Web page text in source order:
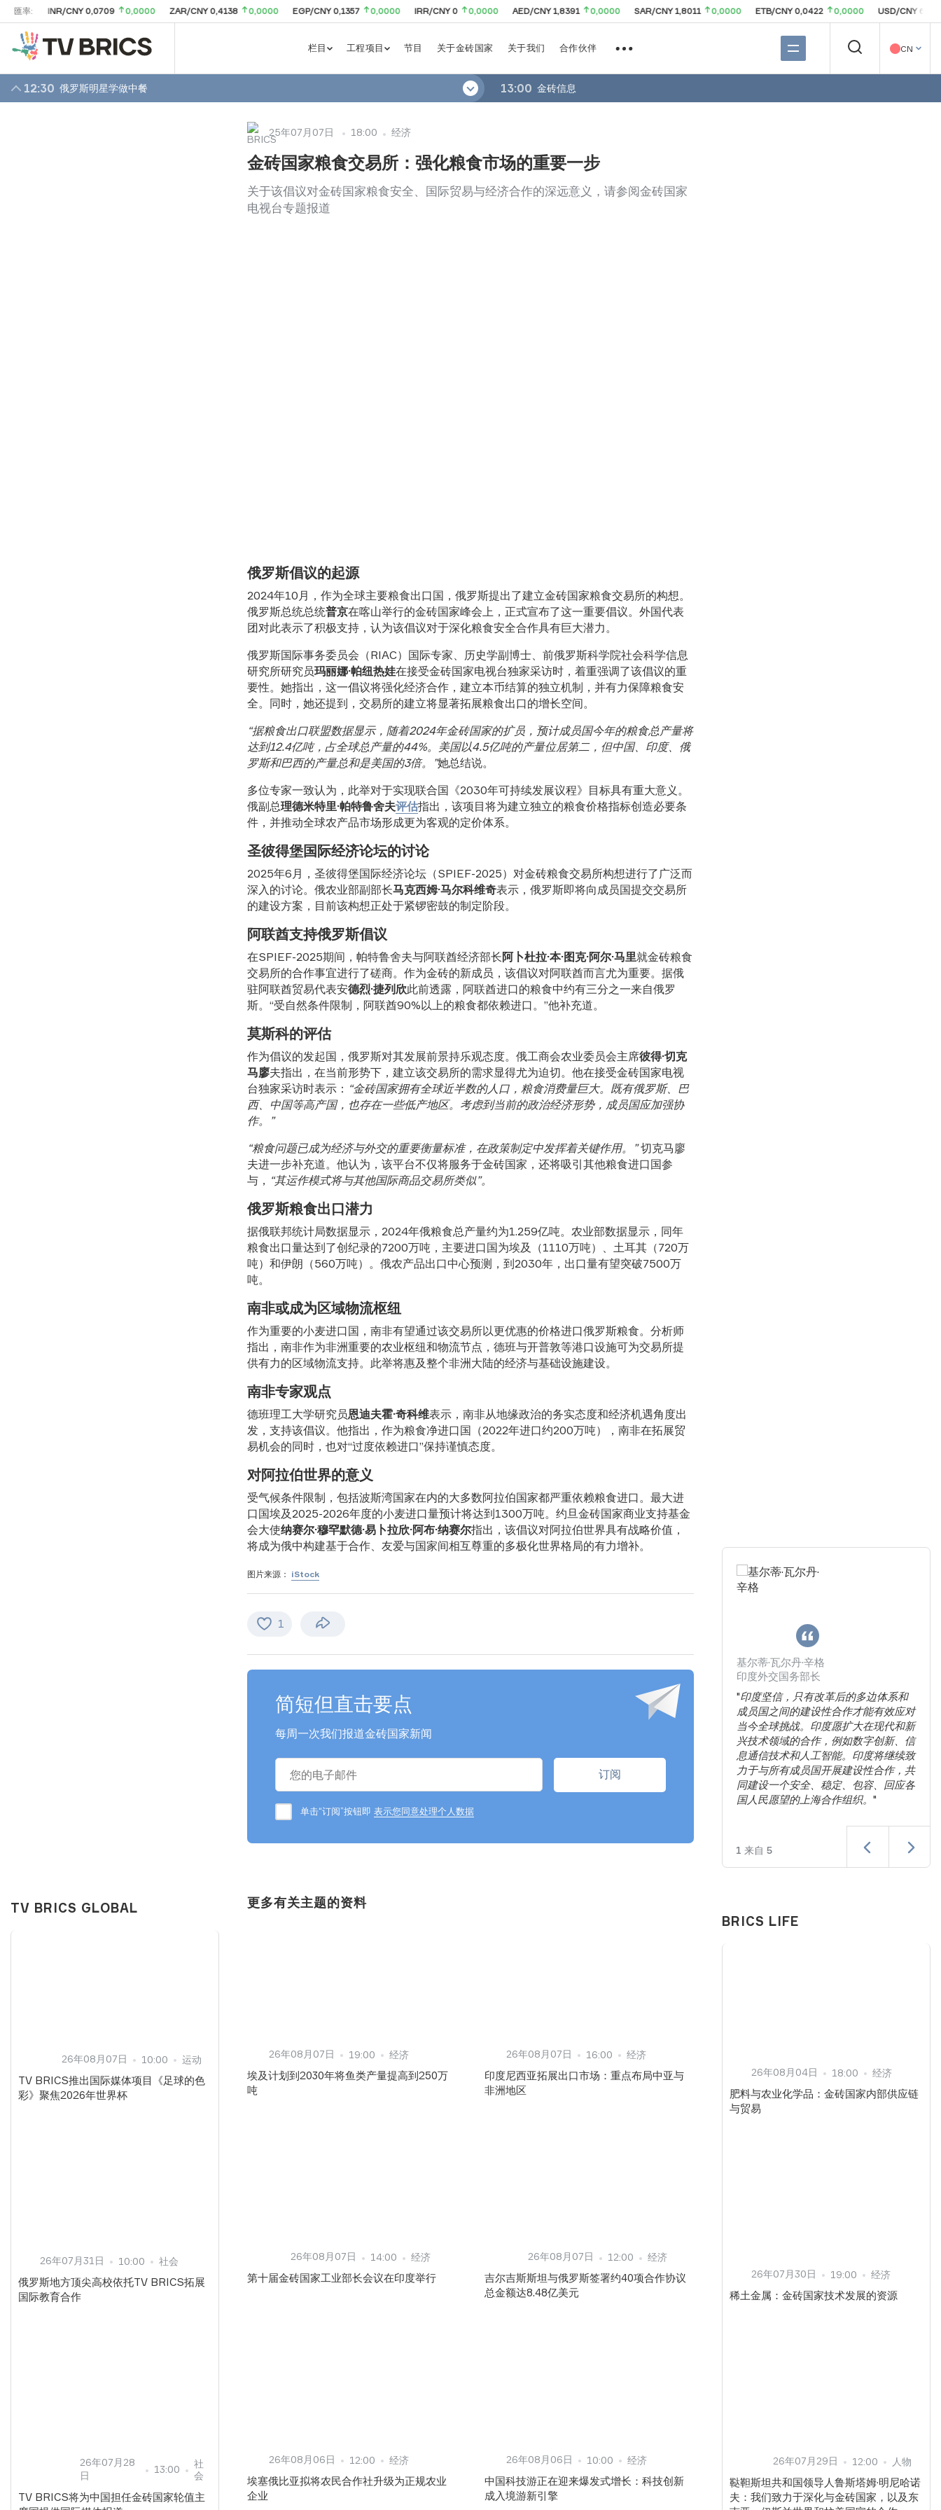
匯率:
INR/CNY 0,0709 0,0000 ZAR/CNY 0,4138 0,0000 EGP/CNY 0,1357 0,0000 IRR/CNY 0 0,0000 AED/CNY 1,8391 0,0000 SAR/CNY 1,8011 0,0000 ETB/CNY 0,0422 0,0000 USD/CNY 6,7541
栏目 工程项目 节目 关于金砖国家 关于我们 合作伙伴 CN
12:30 俄罗斯明星学做中餐 13:00 金砖信息
TV BRICS GLOBAL
26年08月07日 10:00 运动
TV BRICS推出国际媒体项目《足球的色
彩》聚焦2026年世界杯
26年07月31日 10:00 社会
俄罗斯地方顶尖高校依托TV BRICS拓展
国际教育合作
26年07月28
日
13:00
社
会
TV BRICS将为中国担任金砖国家轮值主
25年07月07日 18:00 经济
金砖国家粮食交易所：强化粮食市场的重要一步
关于该倡议对金砖国家粮食安全、国际贸易与经济合作的深远意义，请参阅金砖国家
电视台专题报道
俄罗斯倡议的起源
2024年10月，作为全球主要粮食出口国，俄罗斯提出了建立金砖国家粮食交易所的构想。
俄罗斯总统总统普京在喀山举行的金砖国家峰会上，正式宣布了这一重要倡议。外国代表
团对此表示了积极支持，认为该倡议对于深化粮食安全合作具有巨大潜力。
俄罗斯国际事务委员会（RIAC）国际专家、历史学副博士、前俄罗斯科学院社会科学信息
研究所研究员玛丽娜·帕纽热娃在接受金砖国家电视台独家采访时，着重强调了该倡议的重
要性。她指出，这一倡议将强化经济合作，建立本币结算的独立机制，并有力保障粮食安
全。同时，她还提到，交易所的建立将显著拓展粮食出口的增长空间。
“据粮食出口联盟数据显示，随着2024年金砖国家的扩员，预计成员国今年的粮食总产量将
达到12.4亿吨，占全球总产量的44%。美国以4.5亿吨的产量位居第二，但中国、印度、俄
罗斯和巴西的产量总和是美国的3倍。”她总结说。
多位专家一致认为，此举对于实现联合国《2030年可持续发展议程》目标具有重大意义。
俄副总理德米特里·帕特鲁舍夫评估指出，该项目将为建立独立的粮食价格指标创造必要条
件，并推动全球农产品市场形成更为客观的定价体系。
圣彼得堡国际经济论坛的讨论
2025年6月，圣彼得堡国际经济论坛（SPIEF-2025）对金砖粮食交易所构想进行了广泛而
深入的讨论。俄农业部副部长马克西姆·马尔科维奇表示，俄罗斯即将向成员国提交交易所
的建设方案，目前该构想正处于紧锣密鼓的制定阶段。
阿联酋支持俄罗斯倡议
在SPIEF-2025期间，帕特鲁舍夫与阿联酋经济部长阿卜杜拉·本·图克·阿尔·马里就金砖粮食
交易所的合作事宜进行了磋商。作为金砖的新成员，该倡议对阿联酋而言尤为重要。据俄
驻阿联酋贸易代表安德烈·捷列欣此前透露，阿联酋进口的粮食中约有三分之一来自俄罗
斯。“受自然条件限制，阿联酋90%以上的粮食都依赖进口。”他补充道。
莫斯科的评估
作为倡议的发起国，俄罗斯对其发展前景持乐观态度。俄工商会农业委员会主席彼得·切克
马廖夫指出，在当前形势下，建立该交易所的需求显得尤为迫切。他在接受金砖国家电视
台独家采访时表示： “金砖国家拥有全球近半数的人口，粮食消费量巨大。既有俄罗斯、巴
西、中国等高产国，也存在一些低产地区。考虑到当前的政治经济形势，成员国应加强协
作。”
“粮食问题已成为经济与外交的重要衡量标准，在政策制定中发挥着关键作用。”切克马廖
夫进一步补充道。他认为，该平台不仅将服务于金砖国家，还将吸引其他粮食进口国参
与， “其运作模式将与其他国际商品交易所类似”。
俄罗斯粮食出口潜力
据俄联邦统计局数据显示，2024年俄粮食总产量约为1.259亿吨。农业部数据显示，同年
粮食出口量达到了创纪录的7200万吨，主要进口国为埃及（1110万吨）、土耳其（720万
吨）和伊朗（560万吨）。俄农产品出口中心预测，到2030年，出口量有望突破7500万
吨。
南非或成为区域物流枢纽
作为重要的小麦进口国，南非有望通过该交易所以更优惠的价格进口俄罗斯粮食。分析师
指出，南非作为非洲重要的农业枢纽和物流节点，德班与开普敦等港口设施可为交易所提
供有力的区域物流支持。此举将惠及整个非洲大陆的经济与基础设施建设。
南非专家观点
德班理工大学研究员恩迪夫霍·奇科维表示，南非从地缘政治的务实态度和经济机遇角度出
发，支持该倡议。他指出，作为粮食净进口国（2022年进口约200万吨），南非在拓展贸
易机会的同时，也对“过度依赖进口”保持谨慎态度。
对阿拉伯世界的意义
受气候条件限制，包括波斯湾国家在内的大多数阿拉伯国家都严重依赖粮食进口。最大进
口国埃及2025-2026年度的小麦进口量预计将达到1300万吨。约旦金砖国家商业支持基金
会大使纳赛尔·穆罕默德·易卜拉欣·阿布·纳赛尔指出，该倡议对阿拉伯世界具有战略价值，
将成为俄中构建基于合作、友爱与国家间相互尊重的多极化世界格局的有力增补。
图片来源： iStock
1
简短但直击要点
每周一次我们报道金砖国家新闻
单击“订阅”按钮即 表示您同意处理个人数据
更多有关主题的资料
26年08月07日 19:00 经济
埃及计划到2030年将鱼类产量提高到250万
吨
26年08月07日 16:00 经济
印度尼西亚拓展出口市场：重点布局中亚与
非洲地区
26年08月07日 14:00 经济
第十届金砖国家工业部长会议在印度举行
26年08月07日 12:00 经济
吉尔吉斯斯坦与俄罗斯签署约40项合作协议
总金额达8.48亿美元
26年08月06日 12:00 经济
埃塞俄比亚拟将农民合作社升级为正规农业
企业
26年08月06日 10:00 经济
中国科技游正在迎来爆发式增长：科技创新
成入境游新引擎
印度尼西亚认为，深化在人才发展与
未来技能领域的相互理解至关重要。为
域。……印尼将金砖国家视为深化南南
合作、促进互学互鉴，并为劳动者、企
基尔蒂·瓦尔丹·辛格
印度外交国务部长
"印度坚信，只有改革后的多边体系和
成员国之间的建设性合作才能有效应对
当今全球挑战。印度愿扩大在现代和新
兴技术领域的合作，例如数字创新、信
息通信技术和人工智能。印度将继续致
力于与所有成员国开展建设性合作，共
同建设一个安全、稳定、包容、回应各
国人民愿望的上海合作组织。 "
1 来自 5
BRICS LIFE
26年08月04日 18:00 经济
肥料与农业化学品：金砖国家内部供应链
与贸易
26年07月30日 19:00 经济
稀土金属：金砖国家技术发展的资源
26年07月29日 12:00 人物
鞑靼斯坦共和国领导人鲁斯塔姆·明尼哈诺
夫：我们致力于深化与金砖国家，以及东